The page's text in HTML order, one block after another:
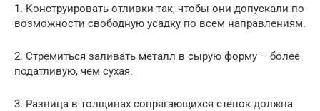
1. Конструировать отливки так, чтобы они допускали по
возможности свободную усадку по всем направлениям.
2. Стремиться заливать металл в сырую форму – более
податливую, чем сухая.
3. Разница в толщинах сопрягающихся стенок должна